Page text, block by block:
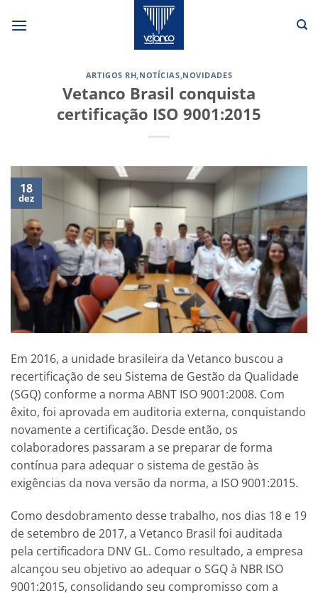
ARTIGOS RH,NOTÍCIAS,NOVIDADES
Vetanco Brasil conquista
certificação ISO 9001:2015
18
dez
Em 2016, a unidade brasileira da Vetanco buscou a
recertificação de seu Sistema de Gestão da Qualidade
(SGQ) conforme a norma ABNT ISO 9001:2008. Com
êxito, foi aprovada em auditoria externa, conquistando
novamente a certificação. Desde então, os
colaboradores passaram a se preparar de forma
contínua para adequar o sistema de gestão às
exigências da nova versão da norma, a ISO 9001:2015.
Como desdobramento desse trabalho, nos dias 18 e 19
de setembro de 2017, a Vetanco Brasil foi auditada
pela certificadora DNV GL. Como resultado, a empresa
alcançou seu objetivo ao adequar o SGQ à NBR ISO
9001:2015, consolidando seu compromisso com a